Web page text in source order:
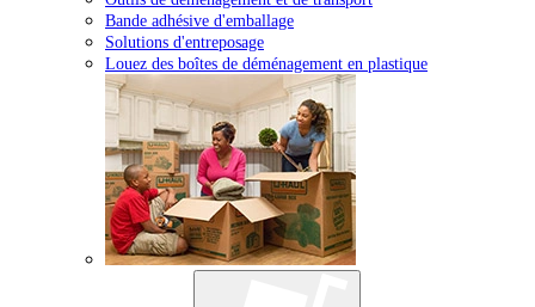
Bande adhésive d'emballage
Solutions d'entreposage
Louez des boîtes de déménagement en plastique